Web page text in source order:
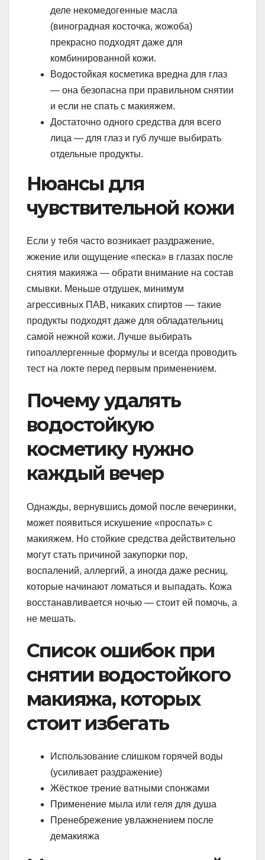
деле некомедогенные масла
(виноградная косточка, жожоба)
прекрасно подходят даже для
комбинированной кожи.
Водостойкая косметика вредна для глаз
— она безопасна при правильном снятии
и если не спать с макияжем.
Достаточно одного средства для всего
лица — для глаз и губ лучше выбирать
отдельные продукты.
Нюансы для
чувствительной кожи
Если у тебя часто возникает раздражение,
жжение или ощущение «песка» в глазах после
снятия макияжа — обрати внимание на состав
смывки. Меньше отдушек, минимум
агрессивных ПАВ, никаких спиртов — такие
продукты подходят даже для обладательниц
самой нежной кожи. Лучше выбирать
гипоаллергенные формулы и всегда проводить
тест на локте перед первым применением.
Почему удалять
водостойкую
косметику нужно
каждый вечер
Однажды, вернувшись домой после вечеринки,
может появиться искушение «проспать» с
макияжем. Но стойкие средства действительно
могут стать причиной закупорки пор,
воспалений, аллергий, а иногда даже ресниц,
которые начинают ломаться и выпадать. Кожа
восстанавливается ночью — стоит ей помочь, а
не мешать.
Список ошибок при
снятии водостойкого
макияжа, которых
стоит избегать
Использование слишком горячей воды
(усиливает раздражение)
Жёсткое трение ватными спонжами
Применение мыла или геля для душа
Пренебрежение увлажнением после
демакияжа